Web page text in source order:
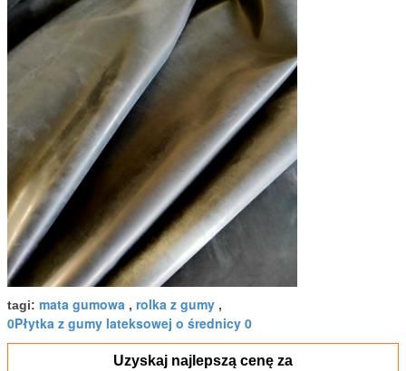
tagi: mata gumowa , rolka z gumy ,
0Płytka z gumy lateksowej o średnicy 0
Uzyskaj najlepszą cenę za